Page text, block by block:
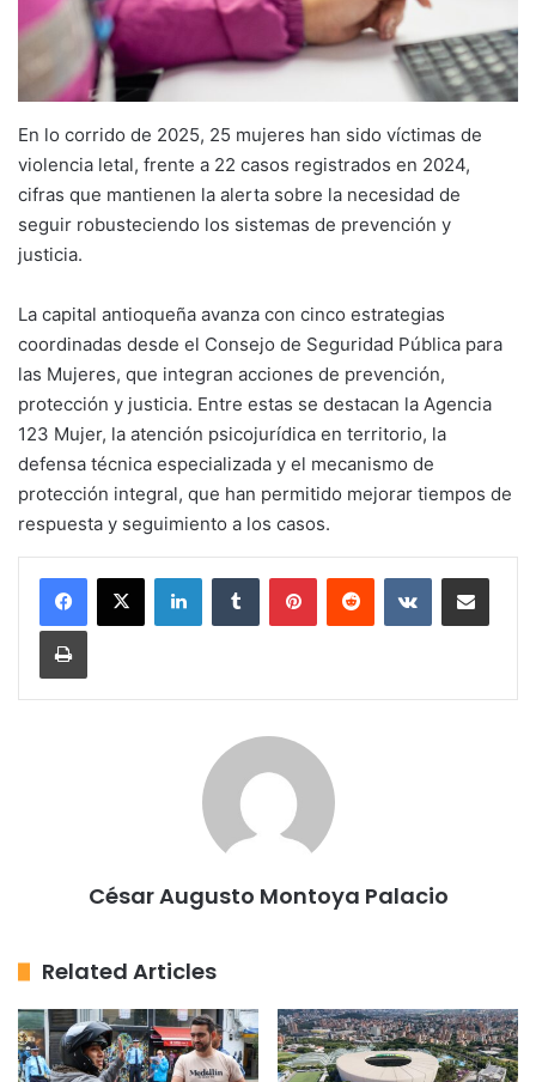
En lo corrido de 2025, 25 mujeres han sido víctimas de
violencia letal, frente a 22 casos registrados en 2024,
cifras que mantienen la alerta sobre la necesidad de
seguir robusteciendo los sistemas de prevención y
justicia.
La capital antioqueña avanza con cinco estrategias
coordinadas desde el Consejo de Seguridad Pública para
las Mujeres, que integran acciones de prevención,
protección y justicia. Entre estas se destacan la Agencia
123 Mujer, la atención psicojurídica en territorio, la
defensa técnica especializada y el mecanismo de
protección integral, que han permitido mejorar tiempos de
respuesta y seguimiento a los casos.
LinkedInTumblr PinterestReddit VKontakteShare via Email
Print
César Augusto Montoya Palacio
Related Articles